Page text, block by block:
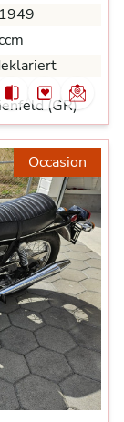
(GR)
Occasion